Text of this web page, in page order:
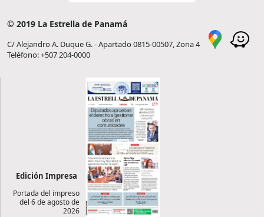
© 2019 La Estrella de Panamá
C/ Alejandro A. Duque G. - Apartado 0815-00507, Zona 4
Teléfono: +507 204-0000
Edición Impresa
Portada del impreso
del 6 de agosto de
2026